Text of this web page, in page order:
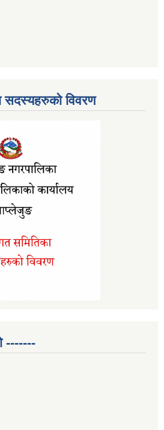
सदस्यहरुको विवरण
-------